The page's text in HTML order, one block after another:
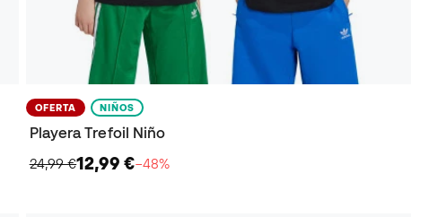
OFERTA NIÑOS
Playera Trefoil Niño
24,99 €12,99 €−48%